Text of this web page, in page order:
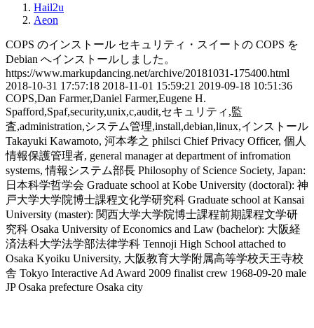
Hail2u
Aeon
COPS のインストール セキュリティ・スイートの COPS を
Debian へインストールしました。
https://www.markupdancing.net/archive/20181031-175400.html
2018-10-31 17:57:18 2018-11-01 15:59:21 2019-09-18 10:51:36
COPS,Dan Farmer,Daniel Farmer,Eugene H.
Spafford,Spaf,security,unix,c,audit,セキュリティ,監
査,administration,システム管理,install,debian,linux,インストール
Takayuki Kawamoto, 河本孝之 philsci Chief Privacy Officer, 個人
情報保護管理者, general manager at department of infromation
systems, 情報システム部長 Philosophy of Science Society, Japan:
日本科学哲学会 Graduate school at Kobe University (doctoral): 神
戸大学大学院博士課程文化学研究科 Graduate school at Kansai
University (master): 関西大学大学院博士課程前期課程文学研
究科 Osaka University of Economics and Law (bachelor): 大阪経
済法科大学法学部法律学科 Tennoji High School attached to
Osaka Kyoiku University, 大阪教育大学附属高等学校天王寺校
舎 Tokyo Interactive Ad Award 2009 finalist crew 1968-09-20 male
JP Osaka prefecture Osaka city